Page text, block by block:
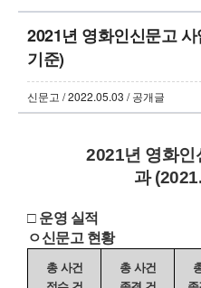
2021년 영화인신문고
기준)
신문고 / 2022.05.03 / 공개글
2021년 영화인
과
□ 운영 실적
ㅇ신문고 현황
총 사건
총 사건